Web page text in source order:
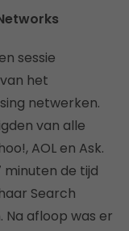
sessie
het
netwerken.
van alle
AOL en Ask.
minuten de tijd
Search
afloop was er